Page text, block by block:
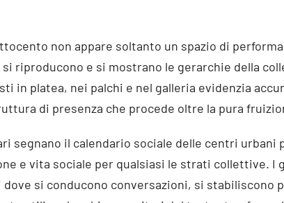
non appare soltanto un spazio di
riproducono e si mostrano le gerarchie della
in platea, nei palchi e nel galleria evidenzia
di presenza che procede oltre la pura
segnano il calendario sociale delle centri urbani
e vita sociale per qualsiasi le strati collettive. I
si conducono conversazioni, si stabiliscono